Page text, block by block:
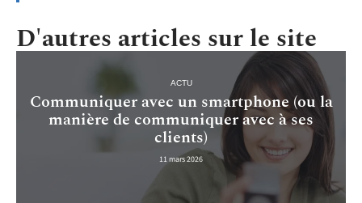
D'autres articles sur le site
ACTU
Communiquer avec un smartphone (ou la
manière de communiquer avec à ses
clients)
11 mars 2026